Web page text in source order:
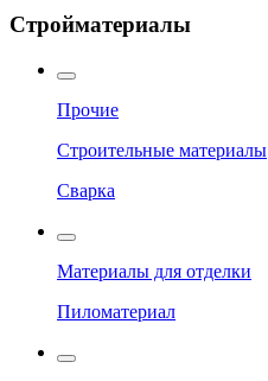
Стройматериалы
Прочие
Строительные материалы
Сварка
Материалы для отделки
Пиломатериал